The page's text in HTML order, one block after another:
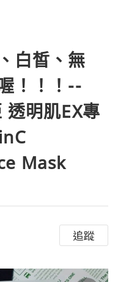
白皙、無
！！！--
明肌EX專
Mask
追蹤